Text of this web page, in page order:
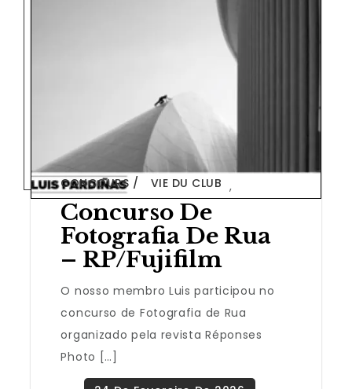
CONCOURS ,
VIE DU CLUB
Concurso De
Fotografia De Rua
– RP/Fujifilm
O nosso membro Luis participou no
concurso de Fotografia de Rua
organizado pela revista Réponses
Photo […]